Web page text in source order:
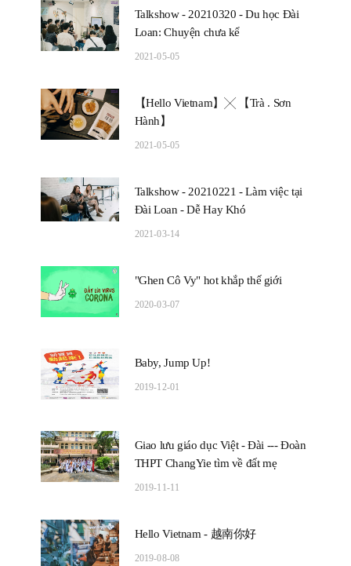
Talkshow - 20210320 - Du học Đài
Loan: Chuyện chưa kể
2021-05-05
【Hello Vietnam】╳ 【Trà . Sơn
Hành】
2021-05-05
Talkshow - 20210221 - Làm việc tại
Đài Loan - Dễ Hay Khó
2021-03-14
"Ghen Cô Vy" hot khắp thế giới
2020-03-07
Baby, Jump Up!
2019-12-01
Giao lưu giáo dục Việt - Đài --- Đoàn
THPT ChangYie tìm về đất mẹ
2019-11-11
Hello Vietnam - 越南你好
2019-08-08